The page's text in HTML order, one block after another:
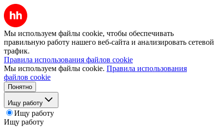
Мы используем файлы cookie, чтобы обеспечивать
правильную работу нашего веб-сайта и анализировать сетевой
трафик.
Правила использования файлов cookie
Мы используем файлы cookie. Правила использования
файлов cookie
Понятно
Ищу работу
Ищу работу
Ищу работу